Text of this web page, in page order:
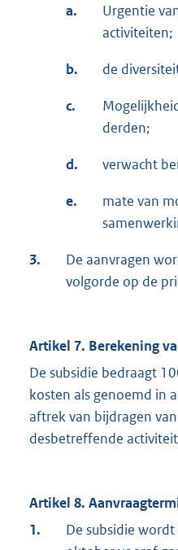
a.
Urgentie
activiteiten;
b. de
c.
derden;
d. verwacht
e.
mate van
3.
De aanvragen
volgorde op de
Artikel 7. Berekening
De subsidie bedraagt
kosten als genoemd in
aftrek van bijdragen
desbetreffende
Artikel 8.
1.
De subsidie